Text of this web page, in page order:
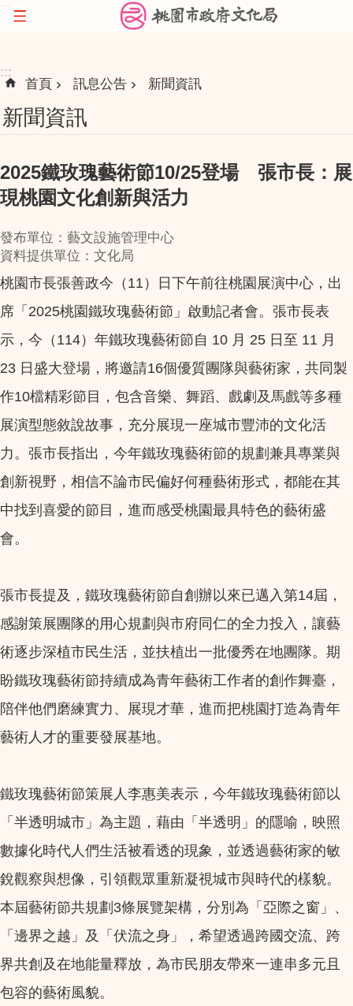
跳到主要內容區塊
:::
首頁 訊息公告 新聞資訊
新聞資訊
2025鐵玫瑰藝術節10/25登場 張市長：展
現桃園文化創新與活力
發布單位：藝文設施管理中心
資料提供單位：文化局
桃園市長張善政今（11）日下午前往桃園展演中心，出
席「2025桃園鐵玫瑰藝術節」啟動記者會。張市長表
示，今（114）年鐵玫瑰藝術節自 10 月 25 日至 11 月
23 日盛大登場，將邀請16個優質團隊與藝術家，共同製
作10檔精彩節目，包含音樂、舞蹈、戲劇及馬戲等多種
展演型態敘說故事，充分展現一座城市豐沛的文化活
力。張市長指出，今年鐵玫瑰藝術節的規劃兼具專業與
創新視野，相信不論市民偏好何種藝術形式，都能在其
中找到喜愛的節目，進而感受桃園最具特色的藝術盛
會。
張市長提及，鐵玫瑰藝術節自創辦以來已邁入第14屆，
感謝策展團隊的用心規劃與市府同仁的全力投入，讓藝
術逐步深植市民生活，並扶植出一批優秀在地團隊。期
盼鐵玫瑰藝術節持續成為青年藝術工作者的創作舞臺，
陪伴他們磨練實力、展現才華，進而把桃園打造為青年
藝術人才的重要發展基地。
鐵玫瑰藝術節策展人李惠美表示，今年鐵玫瑰藝術節以
「半透明城市」為主題，藉由「半透明」的隱喻，映照
數據化時代人們生活被看透的現象，並透過藝術家的敏
銳觀察與想像，引領觀眾重新凝視城市與時代的樣貌。
本屆藝術節共規劃3條展覽架構，分別為「亞際之窗」、
「邊界之越」及「伏流之身」，希望透過跨國交流、跨
界共創及在地能量釋放，為市民朋友帶來一連串多元且
包容的藝術風貌。